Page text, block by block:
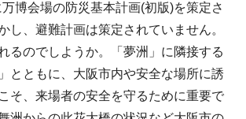
博会場の防災基本計画(初版)を策定さ
し、避難計画は策定されていません。
るのでしようか。「夢洲」に隣接する
とともに、大阪市内や安全な場所に誘
そ、来場者の安全を守るために重要で